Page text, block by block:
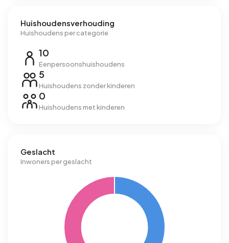
Huishoudensverhouding
Huishoudens per categorie
10
Eenpersoonshuishoudens
5
Huishoudens zonder kinderen
0
Huishoudens met kinderen
Geslacht
Inwoners per geslacht